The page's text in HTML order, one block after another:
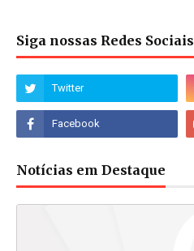
Siga nossas Redes Sociais
Notícias em Destaque